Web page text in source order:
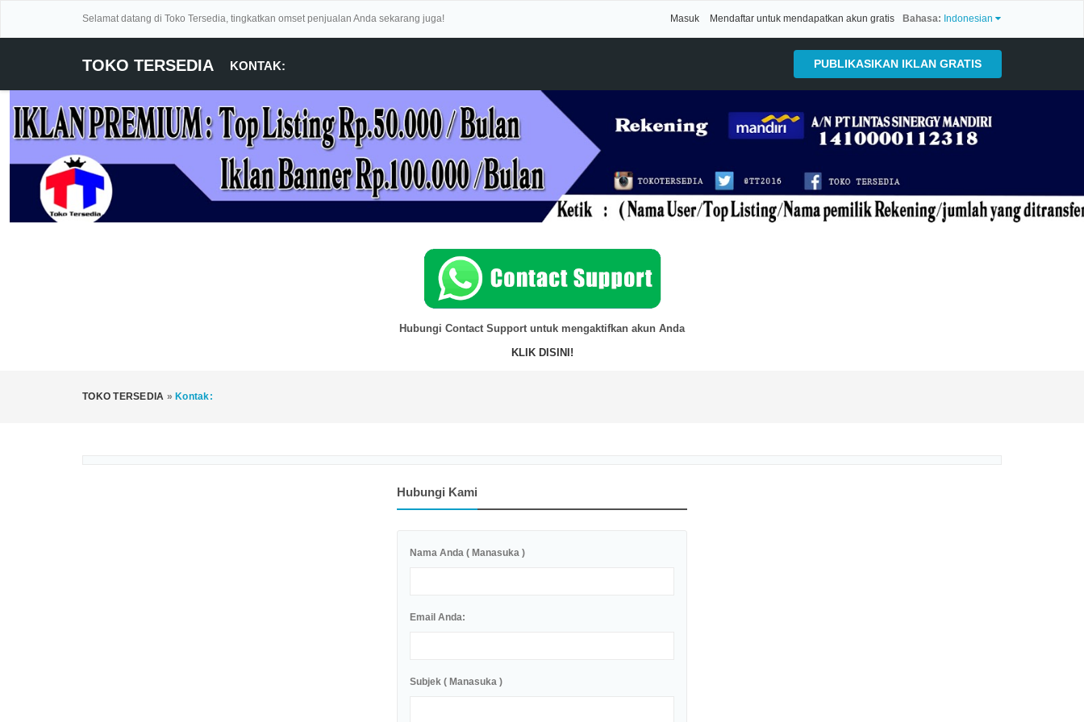
Bahasa: Indonesian
Selamat datang di Toko Tersedia, tingkatkan omset penjualan Anda sekarang juga! Masuk Mendaftar untuk mendapatkan akun gratis
TOKO TERSEDIA KONTAK: PUBLIKASIKAN IKLAN GRATIS
Hubungi Contact Support untuk mengaktifkan akun Anda
KLIK DISINI!
TOKO TERSEDIA » Kontak:
Hubungi Kami
Nama Anda ( Manasuka )
Email Anda:
Subjek ( Manasuka )